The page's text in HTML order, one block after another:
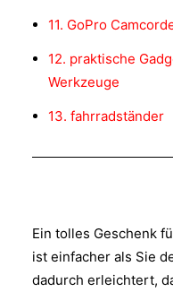
11. GoPro
12. praktische
Werkzeuge
13. fahrradständer
Ein tolles Geschenk
ist einfacher als Sie
dadurch erleichtert,